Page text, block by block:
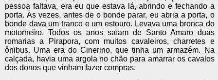
pessoa faltava, era eu que estava lá, abrindo e fechando a
porta. Às vezes, antes de o bonde parar, eu abria a porta, o
bonde dava um tranco e um estouro. Levava uma bronca do
motorneiro. Todos os anos saíam de Santo Amaro duas
romarias a Pirapora, com muitos cavaleiros, charretes e
ônibus. Uma era do Cinerino, que tinha um armazém. Na
calçada, havia uma argola no chão para amarrar os cavalos
dos donos que vinham fazer compras.